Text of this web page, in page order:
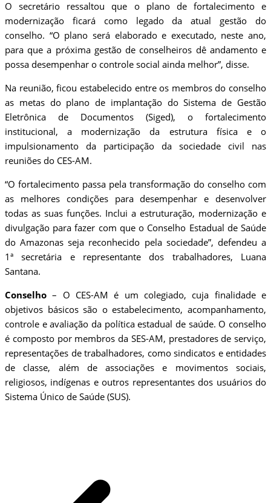
O secretário ressaltou que o plano de fortalecimento e
modernização ficará como legado da atual gestão do
conselho. “O plano será elaborado e executado, neste ano,
para que a próxima gestão de conselheiros dê andamento e
possa desempenhar o controle social ainda melhor”, disse.
Na reunião, ficou estabelecido entre os membros do conselho
as metas do plano de implantação do Sistema de Gestão
Eletrônica de Documentos (Siged), o fortalecimento
institucional, a modernização da estrutura física e o
impulsionamento da participação da sociedade civil nas
reuniões do CES-AM.
“O fortalecimento passa pela transformação do conselho com
as melhores condições para desempenhar e desenvolver
todas as suas funções. Inclui a estruturação, modernização e
divulgação para fazer com que o Conselho Estadual de Saúde
do Amazonas seja reconhecido pela sociedade”, defendeu a
1ª secretária e representante dos trabalhadores, Luana
Santana.
Conselho – O CES-AM é um colegiado, cuja finalidade e
objetivos básicos são o estabelecimento, acompanhamento,
controle e avaliação da política estadual de saúde. O conselho
é composto por membros da SES-AM, prestadores de serviço,
representações de trabalhadores, como sindicatos e entidades
de classe, além de associações e movimentos sociais,
religiosos, indígenas e outros representantes dos usuários do
Sistema Único de Saúde (SUS).